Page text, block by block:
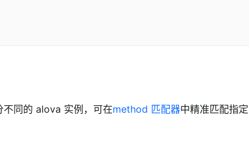
同的 alova 实例，可在method 匹配器中精准匹配指